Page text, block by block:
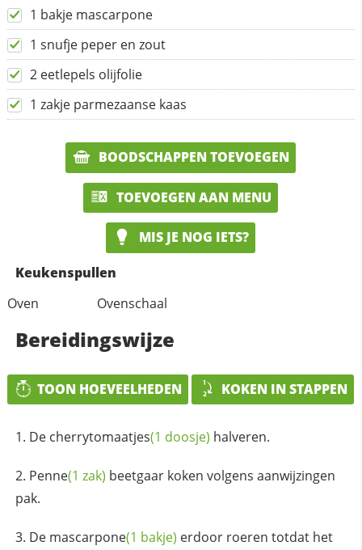
1 bakje mascarpone
1 snufje peper en zout
2 eetlepels olijfolie
1 zakje parmezaanse kaas
BOODSCHAPPEN TOEVOEGEN
TOEVOEGEN AAN MENU
MIS JE NOG IETS?
Keukenspullen
Oven
Ovenschaal
Bereidingswijze
TOON HOEVEELHEDEN KOKEN IN STAPPEN
De cherrytomaatjes(1 doosje) halveren.
Penne(1 zak) beetgaar koken volgens aanwijzingen
pak.
De mascarpone(1 bakje) erdoor roeren totdat het